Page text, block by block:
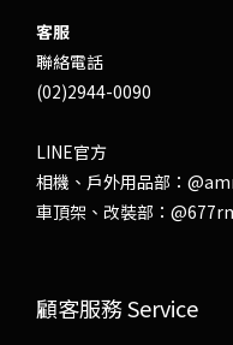
客服
聯絡電話
(02)2944-0090
LINE官方
相機、戶外用品部：
車頂架、改裝部：
顧客服務 Service